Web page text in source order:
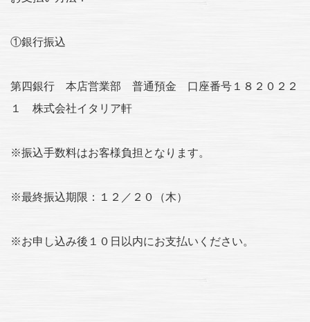
①銀行振込
第四銀行 本店営業部 普通預金 口座番号１８２０２２
１ 株式会社イタリア軒
※振込手数料はお客様負担となります。
※最終振込期限：１２／２０（木）
※お申し込み後１０日以内にお支払いください。